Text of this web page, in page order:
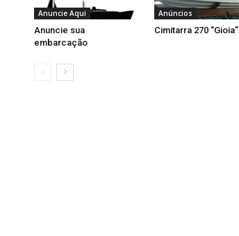
Anuncie Aqui
Anuncie sua
embarcação
Anúncios
Cimitarra 270 “Gioia”